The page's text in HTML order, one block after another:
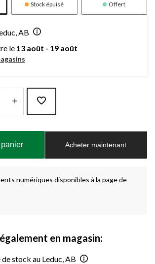
Stock épuisé Offert
AB
le 13 août - 19 août
Acheter maintenant
numériques disponibles à la page de
en magasin:
stock au Leduc, AB